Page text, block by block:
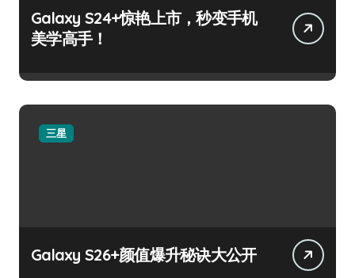
Galaxy S24+惊艳上市，秒变手机
美学高手！
三星
Galaxy S26+颜值爆升秘诀大公开